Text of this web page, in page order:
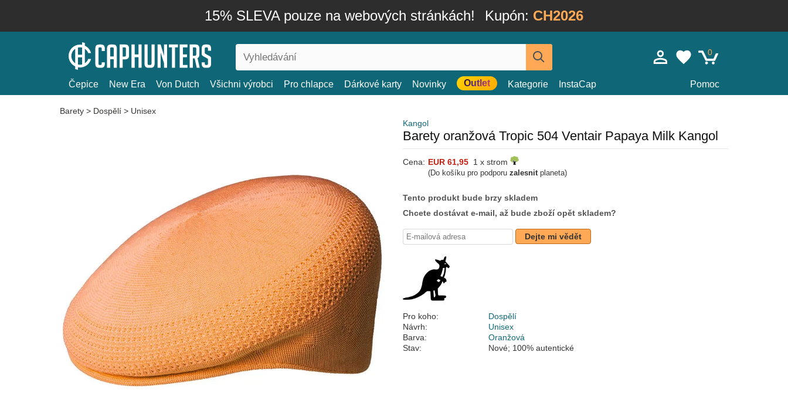
15% SLEVA pouze na webových stránkách! Kupón: CH2026
0
Čepice New Era Von Dutch Všichni výrobci Pro chlapce Dárkové karty Novinky Outlet Kategorie InstaCap Pomoc
Barety > Dospělí > Unisex
Kangol
Barety oranžová Tropic 504 Ventair Papaya Milk Kangol
Cena: EUR 61,95 1 x strom
(Do košíku pro podporu zalesnitplaneta)
Tento produkt bude brzy skladem
Chcete dostávat e-mail, až bude zboží opět skladem?
Dejte mi vědět
Pro koho:
Dospělí
Návrh:
Unisex
Barva:
Oranžová
Stav:
Nové; 100% autentické